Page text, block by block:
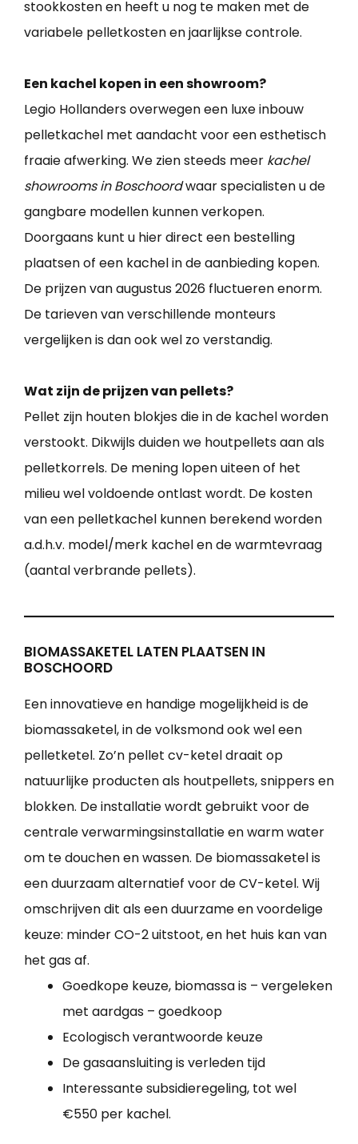
stookkosten en heeft u nog te maken met de
variabele pelletkosten en jaarlijkse controle.
Een kachel kopen in een showroom?
Legio Hollanders overwegen een luxe inbouw
pelletkachel met aandacht voor een esthetisch
fraaie afwerking. We zien steeds meer kachel
showrooms in Boschoordwaar specialisten u de
gangbare modellen kunnen verkopen.
Doorgaans kunt u hier direct een bestelling
plaatsen of een kachel in de aanbieding kopen.
De prijzen van augustus 2026 fluctueren enorm.
De tarieven van verschillende monteurs
vergelijken is dan ook wel zo verstandig.
Wat zijn de prijzen van pellets?
Pellet zijn houten blokjes die in de kachel worden
verstookt. Dikwijls duiden we houtpellets aan als
pelletkorrels. De mening lopen uiteen of het
milieu wel voldoende ontlast wordt. De kosten
van een pelletkachel kunnen berekend worden
a.d.h.v. model/merk kachel en de warmtevraag
(aantal verbrande pellets).
BIOMASSAKETEL LATEN PLAATSEN IN
BOSCHOORD
Een innovatieve en handige mogelijkheid is de
biomassaketel, in de volksmond ook wel een
pelletketel. Zo’n pellet cv-ketel draait op
natuurlijke producten als houtpellets, snippers en
blokken. De installatie wordt gebruikt voor de
centrale verwarmingsinstallatie en warm water
om te douchen en wassen. De biomassaketel is
een duurzaam alternatief voor de CV-ketel. Wij
omschrijven dit als een duurzame en voordelige
keuze: minder CO-2 uitstoot, en het huis kan van
het gas af.
Goedkope keuze, biomassa is – vergeleken
met aardgas – goedkoop
Ecologisch verantwoorde keuze
De gasaansluiting is verleden tijd
Interessante subsidieregeling, tot wel
€550 per kachel.